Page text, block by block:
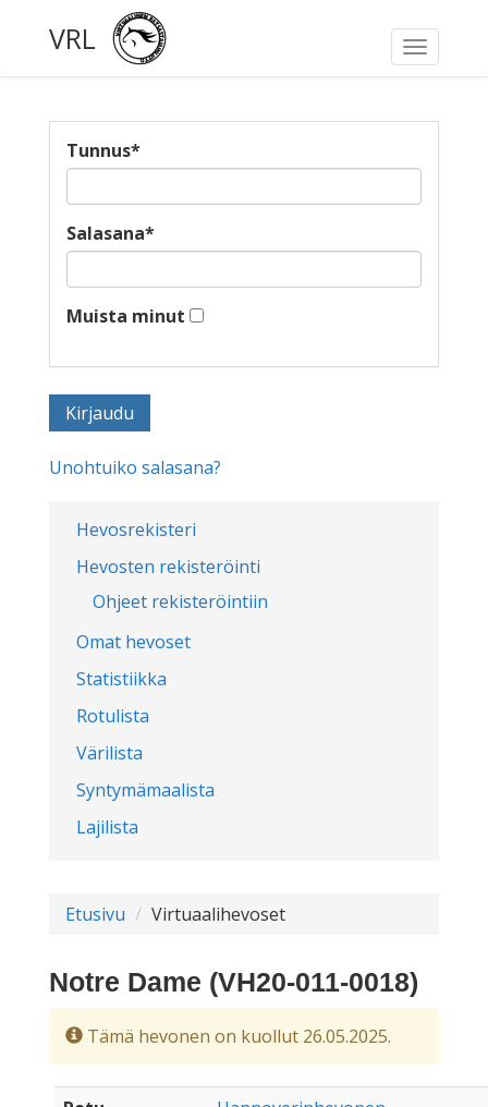
Toggle
VRL
Hevosrekisteri
Hevosten rekisteröinti
Ohjeet rekisteröintiin
Omat hevoset
Statistiikka
Rotulista
Värilista
Syntymämaalista
Lajilista
Tunnus*
Salasana*
Muista minut
Unohtuiko salasana?
Etusivu Virtuaalihevoset
Notre Dame (VH20-011-0018)
Tämä hevonen on kuollut 26.05.2025.